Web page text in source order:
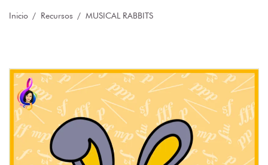
Inicio Recursos MUSICAL RABBITS